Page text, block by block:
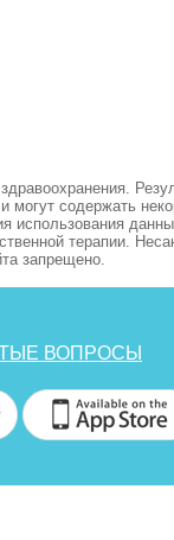
могут содержать
использования
терапии.
запрещено.
ВОПРОСЫ